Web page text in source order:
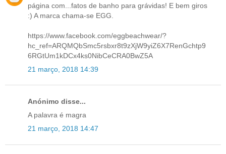
página com...fatos de banho para grávidas! E bem giros
:) A marca chama-se EGG.
https://www.facebook.com/eggbeachwear/?
hc_ref=ARQMQbSmc5rsbxr8t9zXjW9yiZ6X7RenGchtp9
6RGtUm1kDCx4ks0NibCeCRA0BwZ5A
21 março, 2018 14:39
Anónimo disse...
A palavra é magra
21 março, 2018 14:47